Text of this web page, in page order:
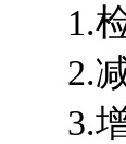
1.检
2.减
3.增